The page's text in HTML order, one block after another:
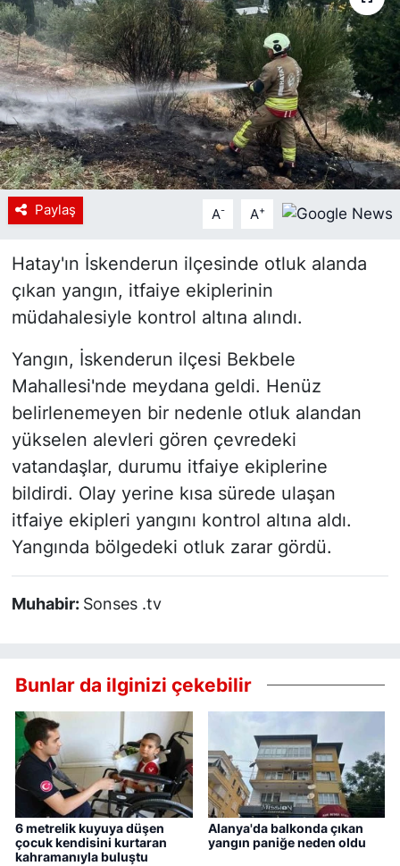
Paylaş A- A+
Hatay'ın İskenderun ilçesinde otluk alanda
çıkan yangın, itfaiye ekiplerinin
müdahalesiyle kontrol altına alındı.
Yangın, İskenderun ilçesi Bekbele
Mahallesi'nde meydana geldi. Henüz
belirlenemeyen bir nedenle otluk alandan
yükselen alevleri gören çevredeki
vatandaşlar, durumu itfaiye ekiplerine
bildirdi. Olay yerine kısa sürede ulaşan
itfaiye ekipleri yangını kontrol altına aldı.
Yangında bölgedeki otluk zarar gördü.
Muhabir: Sonses .tv
Bunlar da ilginizi çekebilir
6 metrelik kuyuya düşen
çocuk kendisini kurtaran
kahramanıyla buluştu
Alanya'da balkonda çıkan
yangın paniğe neden oldu
Siyaset
YEREL HABER
Haberde insan
Tanıtım